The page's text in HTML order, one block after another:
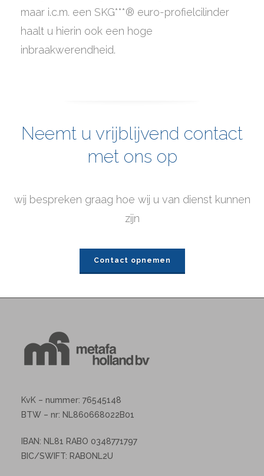
maar i.c.m. een SKG***® euro-profielcilinder
haalt u hierin ook een hoge
inbraakwerendheid.
Neemt u vrijblijvend contact
met ons op
wij bespreken graag hoe wij u van dienst kunnen
zijn
Contact opnemen
KvK – nummer: 76545148
BTW – nr: NL860668022B01
IBAN: NL81 RABO 0348771797
BIC/SWIFT: RABONL2U